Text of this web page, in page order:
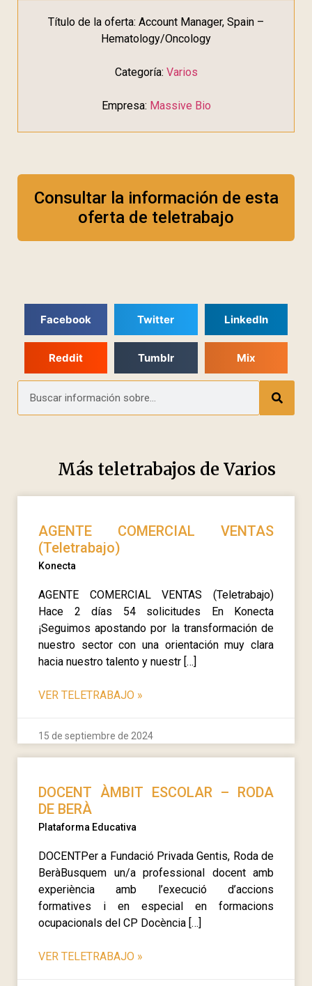
Título de la oferta: Account Manager, Spain –
Hematology/Oncology
Categoría: Varios
Empresa: Massive Bio
Consultar la información de esta
oferta de teletrabajo
Facebook Twitter LinkedIn
Reddit Tumblr Mix
Más teletrabajos deVarios
AGENTE COMERCIAL VENTAS
(Teletrabajo)
Konecta
AGENTE COMERCIAL VENTAS (Teletrabajo)
Hace 2 días 54 solicitudes En Konecta
¡Seguimos apostando por la transformación de
nuestro sector con una orientación muy clara
hacia nuestro talento y nuestr […]
VER TELETRABAJO »
15 de septiembre de 2024
DOCENT ÀMBIT ESCOLAR – RODA
DE BERÀ
Plataforma Educativa
DOCENTPer a Fundació Privada Gentis, Roda de
BeràBusquem un/a professional docent amb
experiència amb l’execució d’accions
formatives i en especial en formacions
ocupacionals del CP Docència […]
VER TELETRABAJO »